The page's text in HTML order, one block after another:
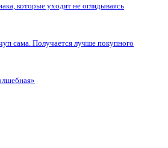
которые уходят не оглядываясь
сама. Получается лучше покупного